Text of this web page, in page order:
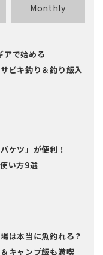
Monthly
で始める
ビキ釣り＆釣り飯入
ケツ」が便利！
い方9選
は本当に魚釣れる？
キャンプ飯も満喫